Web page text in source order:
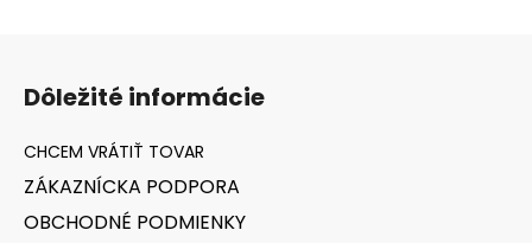
Dôležité informácie
ZÁKAZNÍCKA PODPORA
OBCHODNÉ PODMIENKY